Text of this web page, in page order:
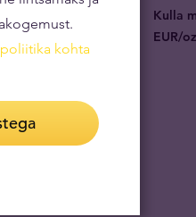
Kulla
EUR/oz
kohta